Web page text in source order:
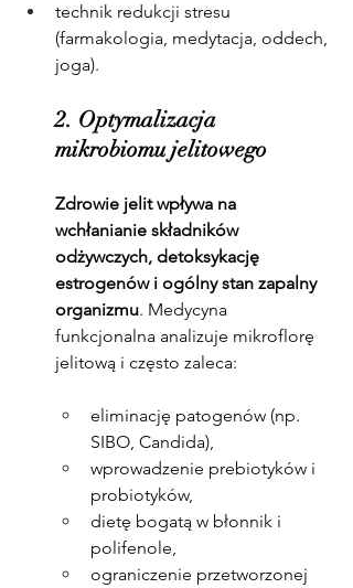
technik redukcji stresu
(farmakologia, medytacja, oddech,
joga).
2. Optymalizacja
mikrobiomu jelitowego
Zdrowie jelit wpływa na
wchłanianie składników
odżywczych, detoksykację
estrogenów i ogólny stan zapalny
organizmu. Medycyna
funkcjonalna analizuje mikroflorę
jelitową i często zaleca:
eliminację patogenów (np.
SIBO, Candida),
wprowadzenie prebiotyków i
probiotyków,
dietę bogatą w błonnik i
polifenole,
ograniczenie przetworzonej